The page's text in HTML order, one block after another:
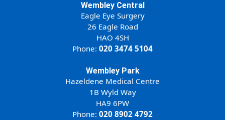
Wembley Central
Eagle Eye Surgery
26 Eagle Road
HAO 4SH
Phone: 020 3474 5104
Wembley Park
Hazeldene Medical Centre
1B Wyld Way
HA9 6PW
Phone: 020 8902 4792